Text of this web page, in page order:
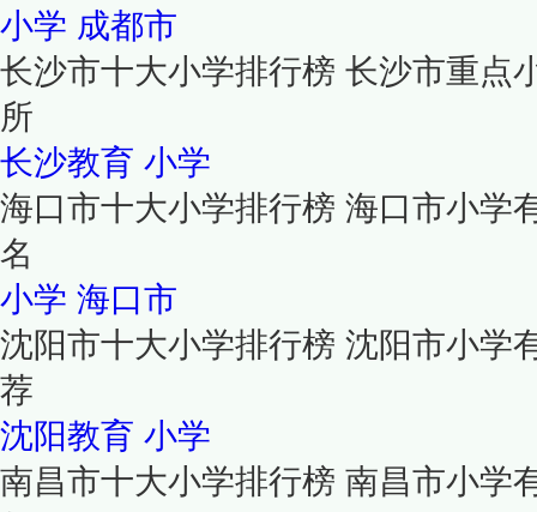
小学 成都市
长沙市十大小学排行榜 长沙市重点
所
长沙教育 小学
海口市十大小学排行榜 海口市小学
名
小学 海口市
沈阳市十大小学排行榜 沈阳市小学
荐
沈阳教育 小学
南昌市十大小学排行榜 南昌市小学